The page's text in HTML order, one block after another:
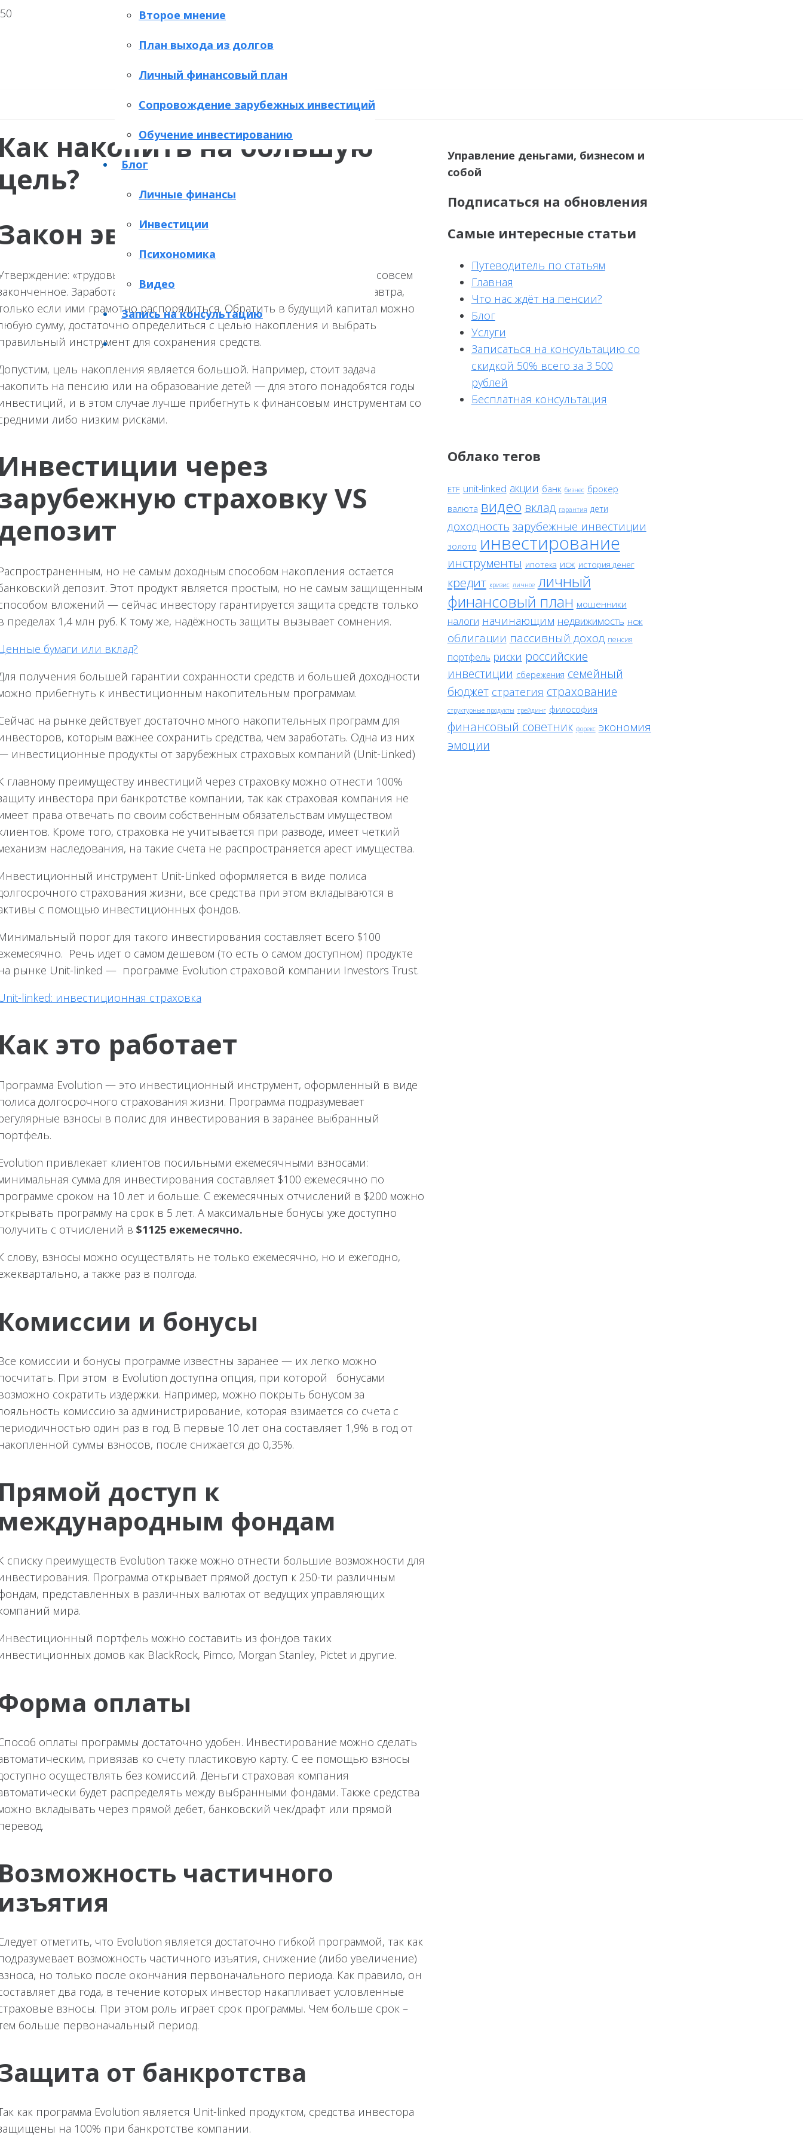
Второе мнение
План выхода из долгов
Личный финансовый план
Сопровождение зарубежных инвестиций
Обучение инвестированию
Блог
Личные финансы
Инвестиции
Психономика
Видео
Запись на консультацию
накопить на большую
эволюции?
«трудовые деньги – век кормят» — верное по сути, но не совсем
Заработанные сегодня деньги смогут обеспечить доход завтра,
если ими грамотно распорядиться. Обратить в будущий капитал можно
сумму, достаточно определиться с целью накопления и выбрать
инструмент для сохранения средств.
цель накопления является большой. Например, стоит задача
на пенсию или на образование детей — для этого понадобятся годы
и в этом случае лучше прибегнуть к финансовым инструментам со
либо низким рисками.
через
страховкуVS
но не самым доходным способом накопления остается
депозит. Этот продукт является простым, но не самым защищенным
вложений — сейчас инвестору гарантируется защита средств только
пределах 1,4 млн руб. К тому же, надёжность защиты вызывает сомнения.
бумаги или вклад?
получения большей гарантии сохранности средств и большей доходности
прибегнуть к инвестиционным накопительным программам.
на рынке действует достаточно много накопительных программ для
которым важнее сохранить средства, чем заработать. Одна из них
инвестиционные продукты от зарубежных страховых компаний (Unit-Linked)
главному преимуществу инвестиций через страховку можно отнести 100%
инвестора при банкротстве компании, так как страховая компания не
права отвечать по своим собственным обязательствам имуществом
Кроме того, страховка не учитывается при разводе, имеет четкий
наследования, на такие счета не распространяется арест имущества.
инструмент Unit-Linked оформляется в виде полиса
страхования жизни, все средства при этом вкладываются в
с помощью инвестиционных фондов.
порог для такого инвестирования составляет всего $100
Речь идет о самом дешевом (то есть о самом доступном) продукте
рынке Unit-linked — программе Evolution страховой компании Investors Trust.
linked: инвестиционная страховка
это работает
Evolution — это инвестиционный инструмент, оформленный в виде
долгосрочного страхования жизни. Программа подразумевает
взносы в полис для инвестирования в заранее выбранный
привлекает клиентов посильными ежемесячными взносами:
сумма для инвестирования составляет $100 ежемесячно по
сроком на 10 лет и больше. С ежемесячных отчислений в $200 можно
программу на срок в 5 лет. А максимальные бонусы уже доступно
с отчислений в $1125 ежемесячно.
слову, взносы можно осуществлять не только ежемесячно, но и ежегодно,
а также раз в полгода.
и бонусы
комиссии и бонусы программе известны заранее — их легко можно
При этом в Evolution доступна опция, при которой бонусами
сократить издержки. Например, можно покрыть бонусом за
комиссию за администрирование, которая взимается со счета с
один раз в год. В первые 10 лет она составляет 1,9% в год от
суммы взносов, после снижается до 0,35%.
доступ к
фондам
списку преимуществ Evolution также можно отнести большие возможности для
Программа открывает прямой доступ к 250-ти различным
представленных в различных валютах от ведущих управляющих
мира.
портфель можно составить из фондов таких
домов как BlackRock, Pimco, Morgan Stanley, Pictet и другие.
оплаты
оплаты программы достаточно удобен. Инвестирование можно сделать
привязав ко счету пластиковую карту. С ее помощью взносы
осуществлять без комиссий. Деньги страховая компания
будет распределять между выбранными фондами. Также средства
вкладывать через прямой дебет, банковский чек/драфт или прямой
частичного
отметить, что Evolution является достаточно гибкой программой, так как
возможность частичного изъятия, снижение (либо увеличение)
но только после окончания первоначального периода. Как правило, он
два года, в течение которых инвестор накапливает условленные
взносы. При этом роль играет срок программы. Чем больше срок –
больше первоначальный период.
от банкротства
как программа Evolution является Unit-linked продуктом, средства инвестора
на 100% при банкротстве компании.
Управление деньгами, бизнесом и
собой
Подписаться на обновления
Самые интересные статьи
Путеводитель по статьям
Главная
Что нас ждёт на пенсии?
Блог
Услуги
Записаться на консультацию со
скидкой 50% всего за 3 500
рублей
Бесплатная консультация
Облако тегов
ETF unit-linked акции банк бизнес брокер
валюта видео вклад гарантия дети
доходность зарубежные инвестиции
золото инвестирование
инструменты ипотека исж история денег
кредит кризис личное личный
финансовый план мошенники
налоги начинающим недвижимость нсж
облигации пассивный доход пенсия
портфель риски российские
инвестиции сбережения семейный
бюджет стратегия страхование
структурные продукты трейдинг философия
финансовый советник форекс экономия
эмоции